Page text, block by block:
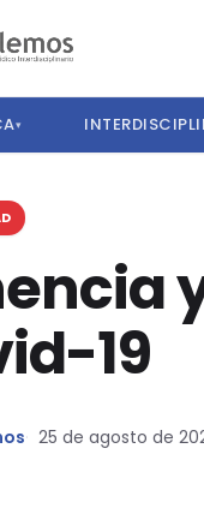
▾
19
25 de agosto de